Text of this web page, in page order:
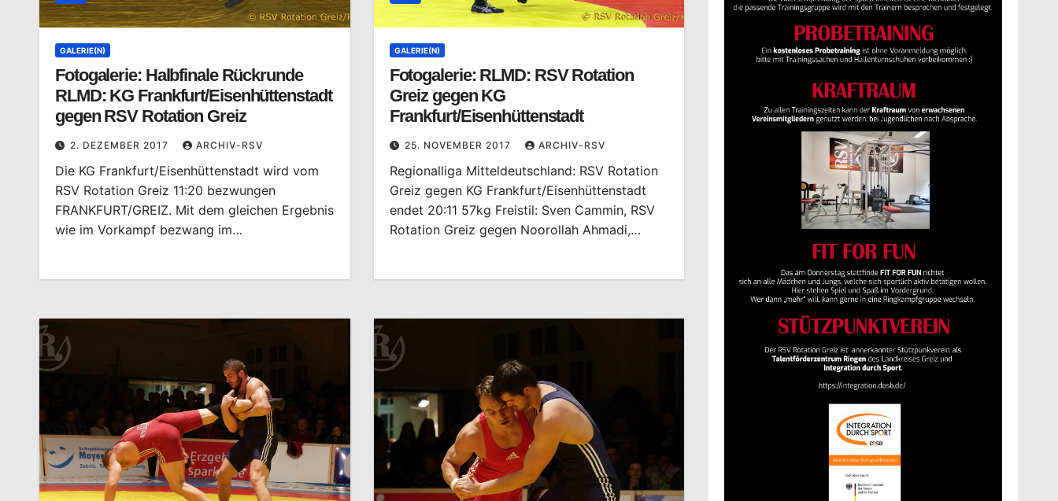
GALERIE(N)
Fotogalerie: Halbfinale Rückrunde
RLMD: KG Frankfurt/Eisenhüttenstadt
gegen RSV Rotation Greiz
2. DEZEMBER 2017 ARCHIV-RSV
Die KG Frankfurt/Eisenhüttenstadt wird vom
RSV Rotation Greiz 11:20 bezwungen
FRANKFURT/GREIZ. Mit dem gleichen Ergebnis
wie im Vorkampf bezwang im…
GALERIE(N)
Fotogalerie: RLMD: RSV Rotation
Greiz gegen KG
Frankfurt/Eisenhüttenstadt
25. NOVEMBER 2017 ARCHIV-RSV
Regionalliga Mitteldeutschland: RSV Rotation
Greiz gegen KG Frankfurt/Eisenhüttenstadt
endet 20:11 57kg Freistil: Sven Cammin, RSV
Rotation Greiz gegen Noorollah Ahmadi,…